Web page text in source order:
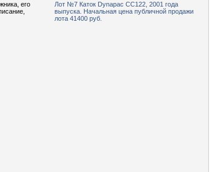
его
Лот №7 Каток Dynapac CC122, 2001 года
выпуска. Начальная цена публичной продажи
лота 41400 руб.